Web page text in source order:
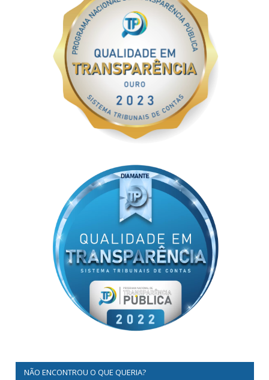
NÃO ENCONTROU O QUE QUERIA?